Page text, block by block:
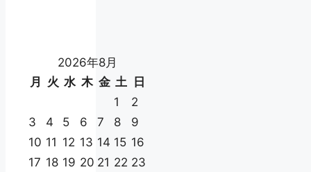
2026年8月
月
火 水 木 金 土
日
1
2
3
4 5 6 7 8
9
10 11 12 13 14 15 16
17 18 19 20 21 22 23